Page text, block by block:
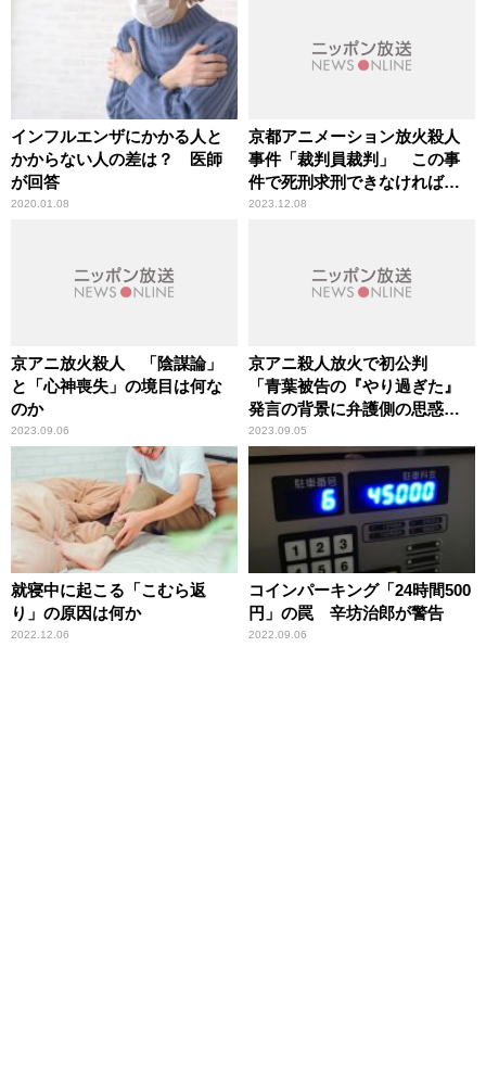
インフルエンザにかかる人と
かからない人の差は？ 医師
が回答
2020.01.08
京都アニメーション放火殺人
事件「裁判員裁判」 この事
件で死刑求刑できなければ、
今後、死刑求刑はできない
2023.12.08
京アニ放火殺人 「陰謀論」
と「心神喪失」の境目は何な
のか
2023.09.06
京アニ殺人放火で初公判
「青葉被告の『やり過ぎた』
発言の背景に弁護側の思惑」
辛坊治郎が指摘
2023.09.05
就寝中に起こる「こむら返
り」の原因は何か
2022.12.06
コインパーキング「24時間500
円」の罠 辛坊治郎が警告
2022.09.06